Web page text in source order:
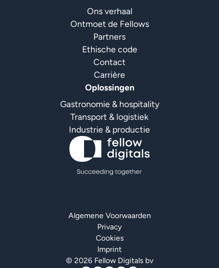
Ons verhaal
Ontmoet de Fellows
Partners
Ethische code
Contact
Carrière
Oplossingen
Gastronomie & hospitality
Transport & logistiek
Industrie & productie
© 2026 Fellow Digitals bv
Algemene Voorwaarden
Privacy
Cookies
Imprint